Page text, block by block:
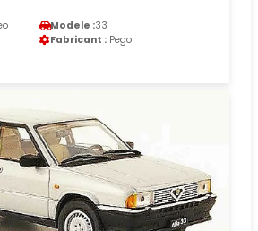
Modele :33
Fabricant : Pego